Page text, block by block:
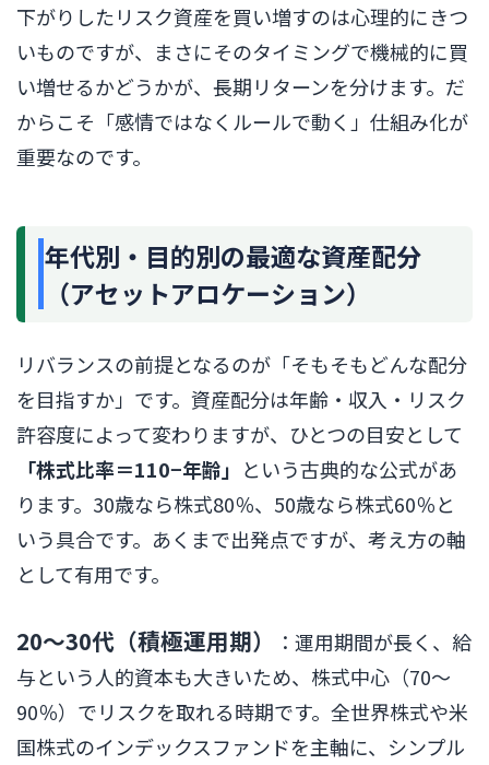
下がりしたリスク資産を買い増すのは心理的にきつ
いものですが、まさにそのタイミングで機械的に買
い増せるかどうかが、長期リターンを分けます。だ
からこそ「感情ではなくルールで動く」仕組み化が
重要なのです。
年代別・目的別の最適な資産配分
（アセットアロケーション）
リバランスの前提となるのが「そもそもどんな配分
を目指すか」です。資産配分は年齢・収入・リスク
許容度によって変わりますが、ひとつの目安として
「株式比率＝110−年齢」 という古典的な公式があ
ります。30歳なら株式80％、50歳なら株式60％と
いう具合です。あくまで出発点ですが、考え方の軸
として有用です。
20〜30代（積極運用期）
：運用期間が長く、給
与という人的資本も大きいため、株式中心（70〜
90％）でリスクを取れる時期です。全世界株式や米
国株式のインデックスファンドを主軸に、シンプル